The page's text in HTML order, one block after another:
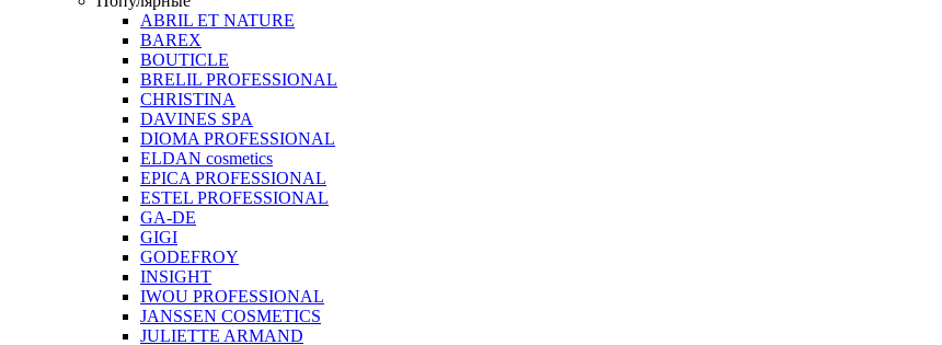
ABRIL ET NATURE
BAREX
BOUTICLE
BRELIL PROFESSIONAL
CHRISTINA
DAVINES SPA
DIOMA PROFESSIONAL
ELDAN cosmetics
EPICA PROFESSIONAL
ESTEL PROFESSIONAL
GA-DE
GIGI
GODEFROY
INSIGHT
IWOU PROFESSIONAL
JANSSEN COSMETICS
JULIETTE ARMAND